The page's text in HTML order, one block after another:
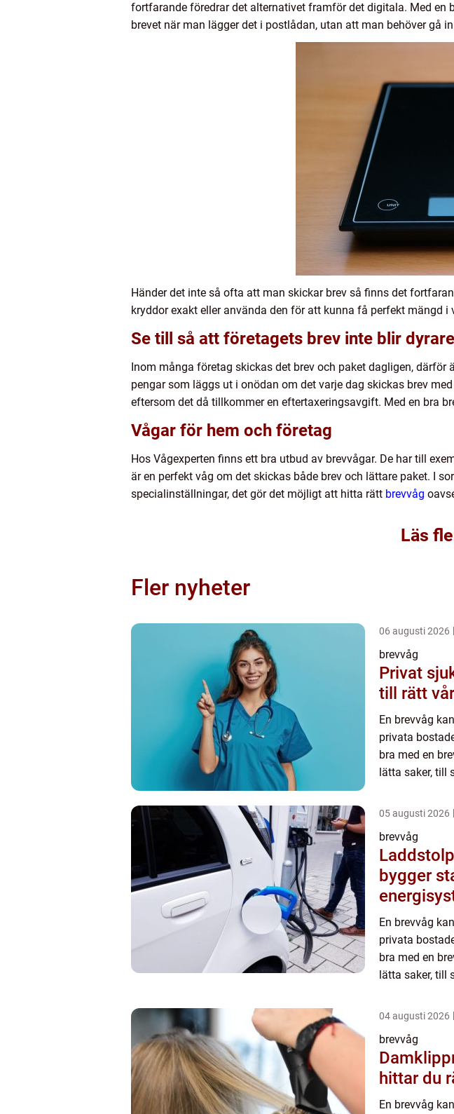
fortfarande föredrar det alternativet framför det digitala. Med
brevet när man lägger det i postlådan, utan att man behöver gå
Händer det inte så ofta att man skickar brev så finns det
kryddor exakt eller använda den för att kunna få perfekt mängd
Se till så att företagets brev inte blir
Inom många företag skickas det brev och paket dagligen,
pengar som läggs ut i onödan om det varje dag skickas brev
eftersom det då tillkommer en eftertaxeringsavgift. Med en bra
Vågar för hem och företag
Hos Vågexperten finns ett bra utbud av brevvågar. De har till
är en perfekt våg om det skickas både brev och lättare paket. I
specialinställningar, det gör det möjligt att hitta rätt brevvåg
Läs
Fler nyheter
06 augusti 2026
brevvåg
Privat sjukvård
till rätt
En brevvåg
privata
bra med en
lätta saker, till
du allti...
05 augusti 2026
brevvåg
bygger
En brevvåg
privata
bra med en
lätta saker, till
du allti...
04 augusti 2026
brevvåg
hittar du
En brevvåg